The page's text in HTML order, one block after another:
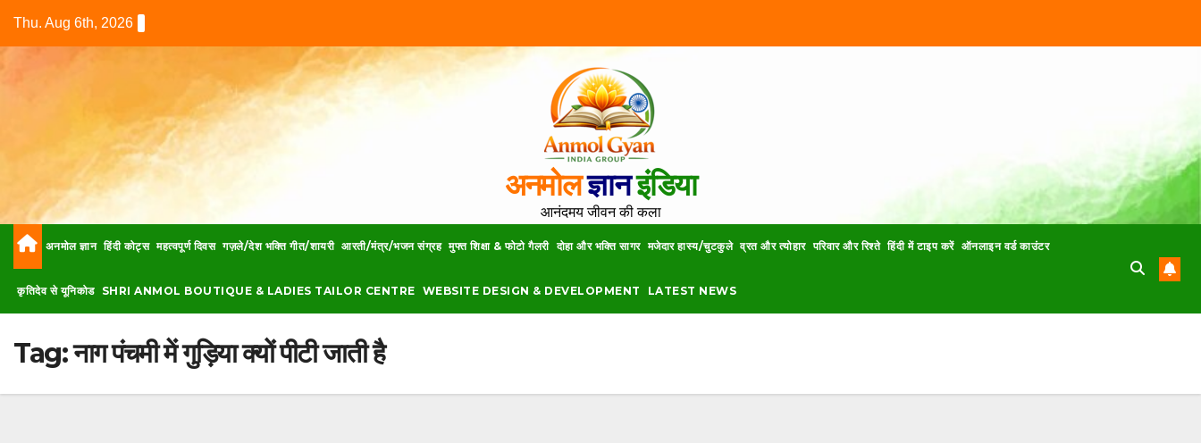
Thu. Aug 6th, 2026
अनमोलज्ञानइंडिया
आनंदमय जीवन की कला
अनमोल ज्ञान हिंदी कोट्स महत्वपूर्ण दिवस गज़ले/देश भक्ति गीत/शायरी आरती/मंत्र/भजन संग्रह मुफ्त शिक्षा & फोटो गैलरी दोहा और भक्ति सागर मजेदार हास्य/चुटकुले व्रत और त्योहार परिवार और रिश्ते हिंदी में टाइप करें ऑनलाइन वर्ड काउंटर
कृतिदेव से यूनिकोड SHRI ANMOL BOUTIQUE & LADIES TAILOR CENTRE WEBSITE DESIGN & DEVELOPMENT LATEST NEWS
Tag:नाग पंचमी में गुड़िया क्यों पीटी जाती है